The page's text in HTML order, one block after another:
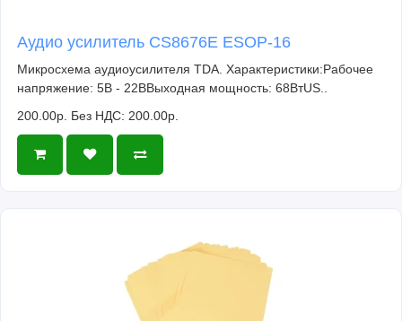
Аудио усилитель CS8676E ESOP-16
Микросхема аудиоусилителя TDA. Характеристики:Рабочее
напряжение: 5В - 22ВВыходная мощность: 68ВтUS..
200.00р. Без НДС: 200.00р.